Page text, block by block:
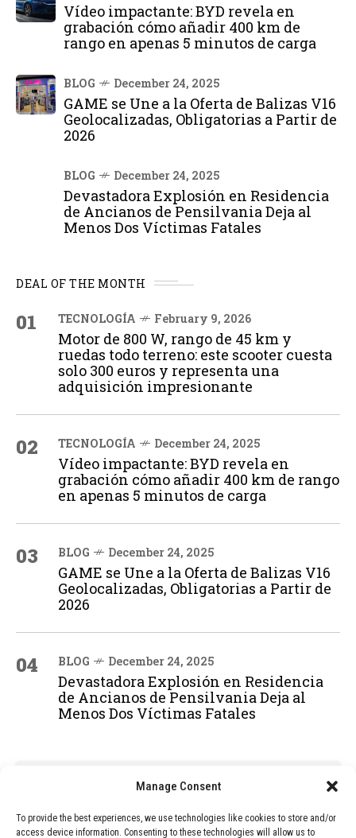
Manage Consent
To provide the best experiences, we use technologies like cookies to store and/or
access device information. Consenting to these technologies will allow us to
Vídeo impactante: BYD revela en
grabación cómo añadir 400 km de
rango en apenas 5 minutos de carga
BLOG December 24, 2025
GAME se Une a la Oferta de Balizas V16
Geolocalizadas, Obligatorias a Partir de
2026
BLOG December 24, 2025
Devastadora Explosión en Residencia
de Ancianos de Pensilvania Deja al
Menos Dos Víctimas Fatales
DEAL OF THE MONTH
01 TECNOLOGÍA February 9, 2026
Motor de 800 W, rango de 45 km y
ruedas todo terreno: este scooter cuesta
solo 300 euros y representa una
adquisición impresionante
02 TECNOLOGÍA December 24, 2025
Vídeo impactante: BYD revela en
grabación cómo añadir 400 km de rango
en apenas 5 minutos de carga
03 BLOG December 24, 2025
GAME se Une a la Oferta de Balizas V16
Geolocalizadas, Obligatorias a Partir de
2026
04 BLOG December 24, 2025
Devastadora Explosión en Residencia
de Ancianos de Pensilvania Deja al
Menos Dos Víctimas Fatales